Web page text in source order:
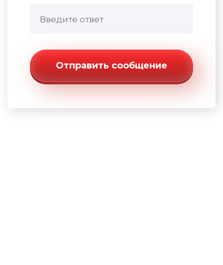
Отправить сообщение